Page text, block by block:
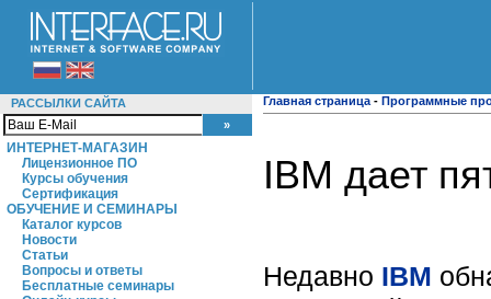
РАССЫЛКИ САЙТА
ИНТЕРНЕТ-МАГАЗИН
Лицензионное ПО
Курсы обучения
Сертификация
ОБУЧЕНИЕ И СЕМИНАРЫ
Каталог курсов
Новости
Статьи
Вопросы и ответы
Бесплатные семинары
Главная страница - Программные
IBM дает
Недавно IBM